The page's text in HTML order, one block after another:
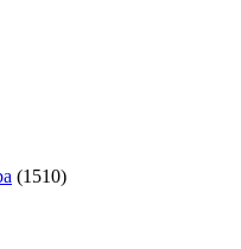
(1510)